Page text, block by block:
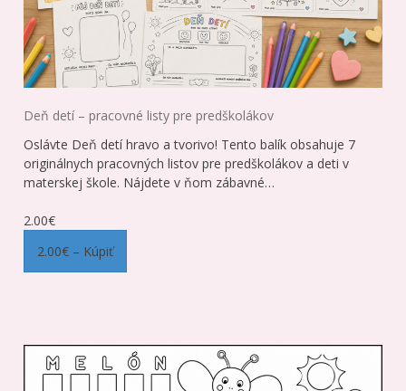
Deň detí – pracovné listy pre predškolákov
Oslávte Deň detí hravo a tvorivo! Tento balík obsahuje 7
originálnych pracovných listov pre predškolákov a deti v
materskej škole. Nájdete v ňom zábavné…
2.00€
2.00€ – Kúpiť